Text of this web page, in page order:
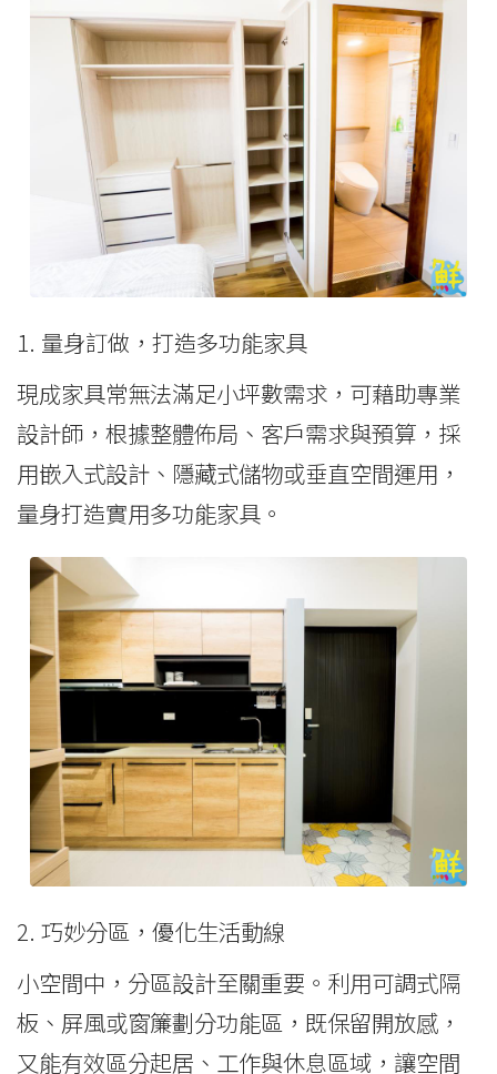
1. 量身訂做，打造多功能家具
現成家具常無法滿足小坪數需求，可藉助專業
設計師，根據整體佈局、客戶需求與預算，採
用嵌入式設計、隱藏式儲物或垂直空間運用，
量身打造實用多功能家具。
2. 巧妙分區，優化生活動線
小空間中，分區設計至關重要。利用可調式隔
板、屏風或窗簾劃分功能區，既保留開放感，
又能有效區分起居、工作與休息區域，讓空間